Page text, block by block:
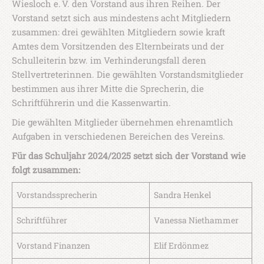
Wiesloch e. V. den Vorstand aus ihren Reihen. Der
Vorstand setzt sich aus mindestens acht Mitgliedern
zusammen: drei gewählten Mitgliedern sowie kraft
Amtes dem Vorsitzenden des Elternbeirats und der
Schulleiterin bzw. im Verhinderungsfall deren
Stellvertreterinnen. Die gewählten Vorstandsmitglieder
bestimmen aus ihrer Mitte die Sprecherin, die
Schriftführerin und die Kassenwartin.
Die gewählten Mitglieder übernehmen ehrenamtlich
Aufgaben in verschiedenen Bereichen des Vereins.
Für das Schuljahr 2024/2025 setzt sich der Vorstand wie
folgt zusammen:
Vorstandssprecherin Sandra Henkel
Schriftführer Vanessa Niethammer
Vorstand Finanzen Elif Erdönmez